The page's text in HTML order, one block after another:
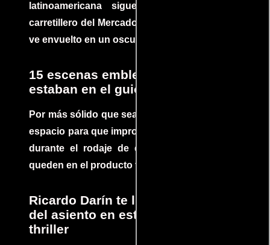
latinoamericana sigue la historia de un
carretillero del Mercado 4 de Asunción que se
ve envuelto en un oscuro mundo de crimen
15 escenas emblemáticas que no
estaban en el guion
Por más sólido que sea un guión siempre hay
espacio para que improvisaciones que se dan
durante el rodaje de determinadas escenas
queden en el producto final.
Ricardo Darín te llevará al borde
del asiento en este increíble
thriller